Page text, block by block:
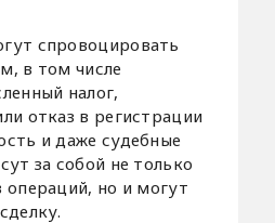
спровоцировать
в том числе
налог,
отказ в регистрации
и даже судебные
за собой не только
операций, но и могут